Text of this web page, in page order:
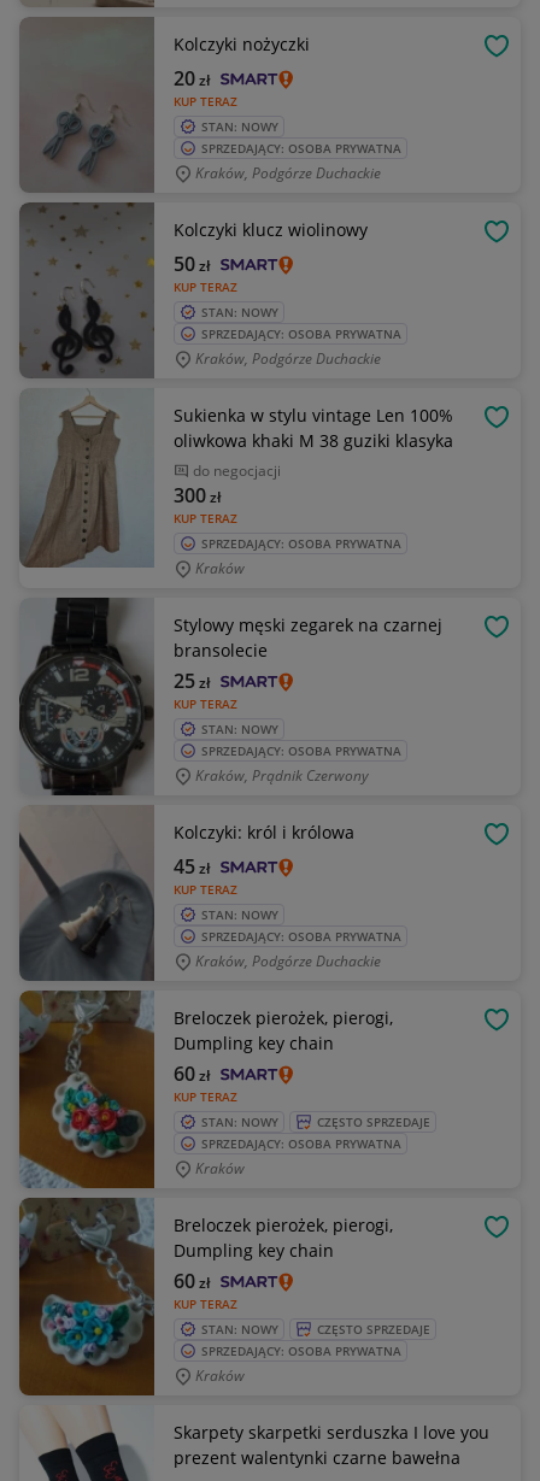
Kolczyki nożyczki
KUP TERAZ
20zł
STAN: NOWY
SPRZEDAJĄCY: OSOBA PRYWATNA
Kraków, Podgórze Duchackie
Kolczyki klucz wiolinowy
KUP TERAZ
50zł
STAN: NOWY
SPRZEDAJĄCY: OSOBA PRYWATNA
Kraków, Podgórze Duchackie
Sukienka w stylu vintage Len 100%
oliwkowa khaki M 38 guziki klasyka
do negocjacji
KUP TERAZ
300zł
SPRZEDAJĄCY: OSOBA PRYWATNA
Kraków
Stylowy męski zegarek na czarnej
bransolecie
KUP TERAZ
25zł
STAN: NOWY
SPRZEDAJĄCY: OSOBA PRYWATNA
Kraków, Prądnik Czerwony
Kolczyki: król i królowa
KUP TERAZ
45zł
STAN: NOWY
SPRZEDAJĄCY: OSOBA PRYWATNA
Kraków, Podgórze Duchackie
Breloczek pierożek, pierogi,
Dumpling key chain
KUP TERAZ
60zł
STAN: NOWY
CZĘSTO SPRZEDAJE
SPRZEDAJĄCY: OSOBA PRYWATNA
Kraków
Breloczek pierożek, pierogi,
Dumpling key chain
KUP TERAZ
60zł
STAN: NOWY
CZĘSTO SPRZEDAJE
SPRZEDAJĄCY: OSOBA PRYWATNA
Kraków
Skarpety skarpetki serduszka I love you
prezent walentynki czarne bawełna